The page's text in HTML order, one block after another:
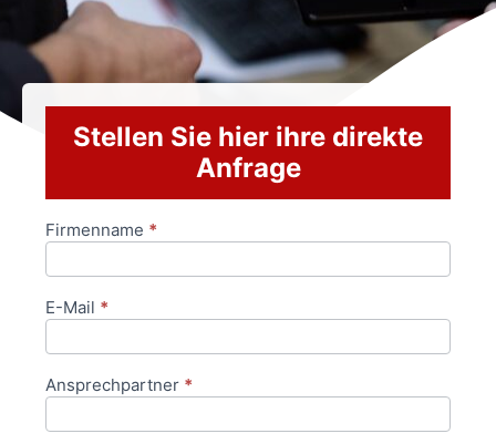
Stellen Sie hier ihre direkte
Anfrage
Anfrageformular
Firmenname *
E-Mail *
Ansprechpartner *